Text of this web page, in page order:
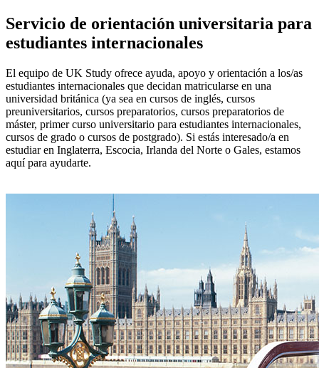
Servicio de orientación universitaria para
estudiantes internacionales
El equipo de UK Study ofrece ayuda, apoyo y orientación a los/as
estudiantes internacionales que decidan matricularse en una
universidad británica (ya sea en cursos de inglés, cursos
preuniversitarios, cursos preparatorios, cursos preparatorios de
máster, primer curso universitario para estudiantes internacionales,
cursos de grado o cursos de postgrado). Si estás interesado/a en
estudiar en Inglaterra, Escocia, Irlanda del Norte o Gales, estamos
aquí para ayudarte.